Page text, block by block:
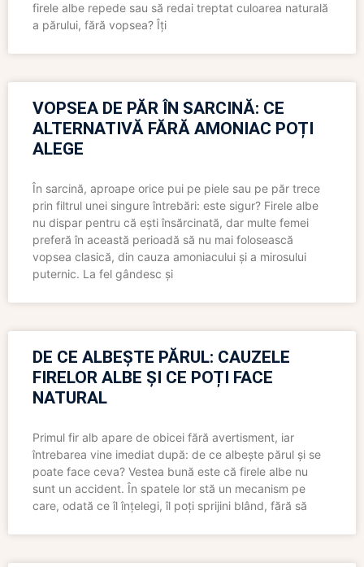
firele albe repede sau să redai treptat culoarea naturală
a părului, fără vopsea? Îți
VOPSEA DE PĂR ÎN SARCINĂ: CE
ALTERNATIVĂ FĂRĂ AMONIAC POȚI
ALEGE
În sarcină, aproape orice pui pe piele sau pe păr trece
prin filtrul unei singure întrebări: este sigur? Firele albe
nu dispar pentru că ești însărcinată, dar multe femei
preferă în această perioadă să nu mai folosească
vopsea clasică, din cauza amoniacului și a mirosului
puternic. La fel gândesc și
DE CE ALBEȘTE PĂRUL: CAUZELE
FIRELOR ALBE ȘI CE POȚI FACE
NATURAL
Primul fir alb apare de obicei fără avertisment, iar
întrebarea vine imediat după: de ce albește părul și se
poate face ceva? Vestea bună este că firele albe nu
sunt un accident. În spatele lor stă un mecanism pe
care, odată ce îl înțelegi, îl poți sprijini blând, fără să